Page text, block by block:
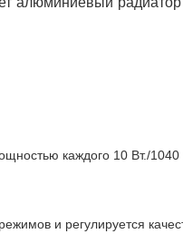
каждого 10 Вт./
и регулируется